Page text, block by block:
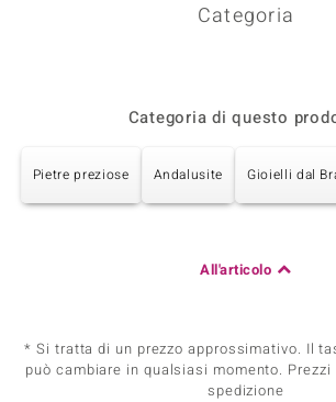
Categoria
Categoria di questo
Pietre preziose Andalusite Gioielli dal
All'articolo
* Si tratta di un prezzo approssimativo. Il
può cambiare in qualsiasi momento.
spedizione